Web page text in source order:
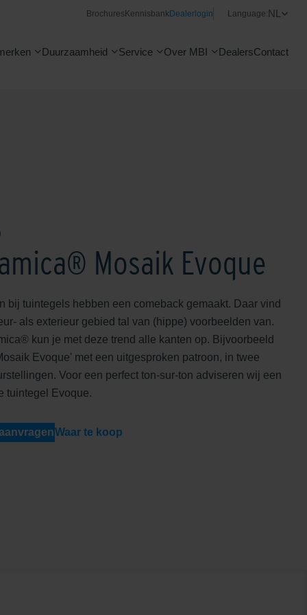
Brochures KennisbankDealerlogin Language:NL
Duurzaamheid Service Over MBI DealersContact
Mosaik Evoque
bij tuintegels hebben een comeback gemaakt. Daar vind
als exterieur gebied tal van (hippe) voorbeelden van.
kun je met deze trend alle kanten op. Bijvoorbeeld
Evoque' met een uitgesproken patroon, in twee
Voor een perfect ton-sur-ton adviseren wij een
tuintegel Evoque.
Waar te koop